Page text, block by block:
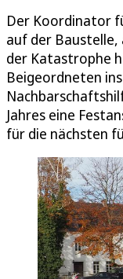
Der Koordinator
auf der Baustelle,
der Katastrophe
Beigeordneten
Jahres eine
für die nächsten